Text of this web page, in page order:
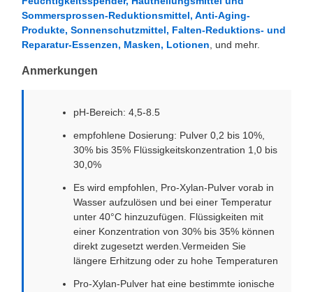
Sommersprossen-Reduktionsmittel, Anti-Aging-
Produkte, Sonnenschutzmittel, Falten-Reduktions- und
Reparatur-Essenzen, Masken, Lotionen , und mehr.
Anmerkungen
pH-Bereich: 4,5-8.5
empfohlene Dosierung: Pulver 0,2 bis 10%,
30% bis 35% Flüssigkeitskonzentration 1,0 bis
30,0%
Es wird empfohlen, Pro-Xylan-Pulver vorab in
Wasser aufzulösen und bei einer Temperatur
unter 40°C hinzuzufügen. Flüssigkeiten mit
einer Konzentration von 30% bis 35% können
direkt zugesetzt werden.Vermeiden Sie
längere Erhitzung oder zu hohe Temperaturen
Pro-Xylan-Pulver hat eine bestimmte ionische